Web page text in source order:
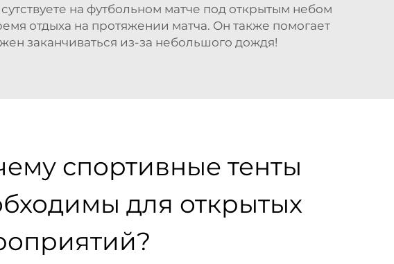
на футбольном матче под открытым небом
отдыха на протяжении матча. Он также помогает
заканчиваться из-за небольшого дождя!
спортивные тенты
для открытых